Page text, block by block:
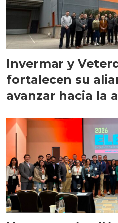
Invermar y
fortalecen su
avanzar hacia la